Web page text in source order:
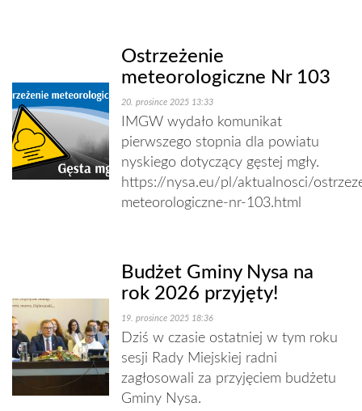
Ostrzeżenie
meteorologiczne Nr 103
20. prosince 2025 13:33
IMGW wydało komunikat
pierwszego stopnia dla powiatu
nyskiego dotyczący gęstej mgły.
https://nysa.eu/pl/aktualnosci/
meteorologiczne-nr-103.html
Budżet Gminy Nysa na
rok 2026 przyjęty!
19. prosince 2025 18:36
Dziś w czasie ostatniej w tym roku
sesji Rady Miejskiej radni
zagłosowali za przyjęciem budżetu
Gminy Nysa.